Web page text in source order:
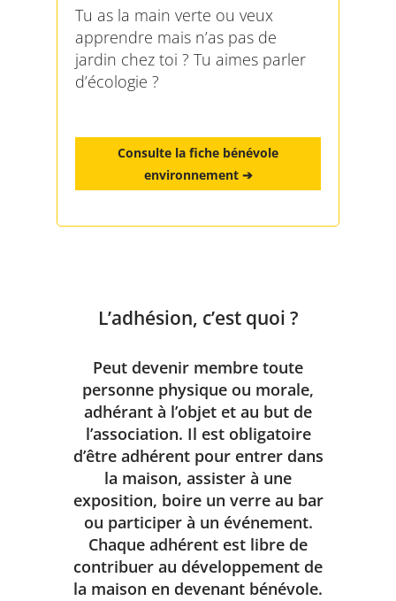
Tu as la main verte ou veux
apprendre mais n’as pas de
jardin chez toi ? Tu aimes parler
d’écologie ?
Consulte la fiche bénévole
environnement ➔
L’adhésion, c’est quoi ?
Peut devenir membre toute
personne physique ou morale,
adhérant à l’objet et au but de
l’association. Il est obligatoire
d’être adhérent pour entrer dans
la maison, assister à une
exposition, boire un verre au bar
ou participer à un événement.
Chaque adhérent est libre de
contribuer au développement de
la maison en devenant bénévole.